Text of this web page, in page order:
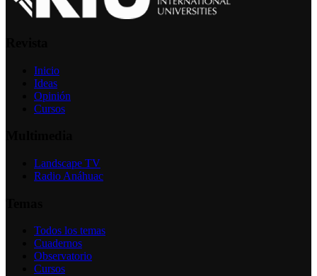
Inicio
Ideas
Opinión
Cursos
Landscape TV
Radio Anáhuac
Todos los temas
Cuadernos
Observatorio
Cursos